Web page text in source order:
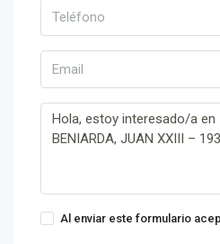
Al enviar este formulario